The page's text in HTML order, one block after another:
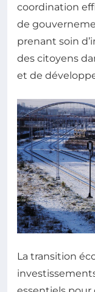
coordination
de
prenant soin
des citoyens
et de
La transition